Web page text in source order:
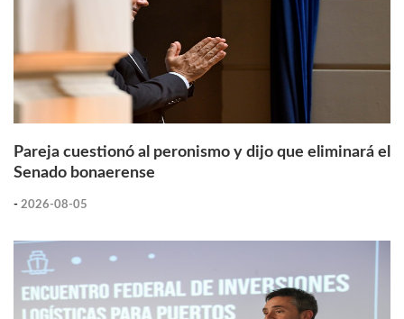
Pareja cuestionó al peronismo y dijo que eliminará el
Senado bonaerense
- 2026-08-05